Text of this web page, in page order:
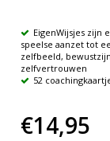
EigenWijsjes zijn
speelse aanzet tot
zelfbeeld,
zelfvertrouwen
52
€14,95